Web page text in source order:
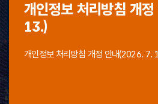
개인정보 처리방침 개
13.)
개인정보 처리방침 개정 안내(2026. 7.